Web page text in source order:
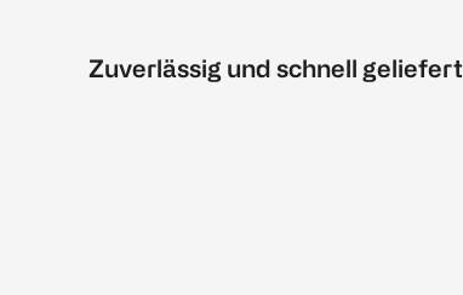
Zuverlässig und schnell geliefert